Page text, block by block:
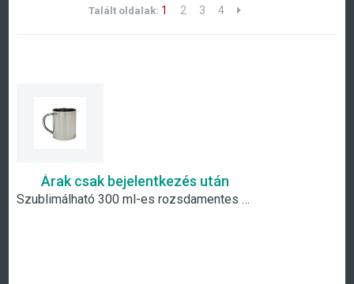
Talált oldalak: 1 2 3 4
Árak csak bejelentkezés után
Szublimálható 300 ml-es rozsdamentes acél bögre